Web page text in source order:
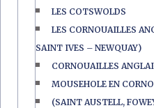
LES COTSWOLDS
LES CORNOUAILLES
SAINT IVES – NEWQUAY)
CORNOUAILLES
MOUSEHOLE EN
(SAINT AUSTELL,